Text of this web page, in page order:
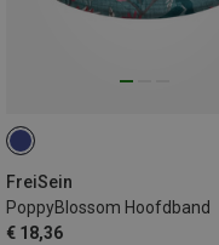
FreiSein
PoppyBlossom Hoofdband
€ 18,36
ONE SIZE